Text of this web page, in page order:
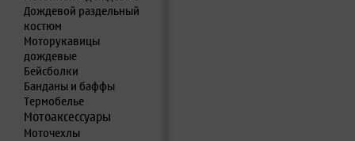
Дождевой раздельный
костюм
Моторукавицы
дождевые
Бейсболки
Банданы и баффы
Термобелье
Мотоаксессуары
Моточехлы